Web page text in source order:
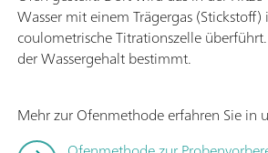
Wasser mit einem Trägergas
coulometrische Titrationszelle
der Wassergehalt bestimmt.
Mehr zur Ofenmethode erfahren Sie in